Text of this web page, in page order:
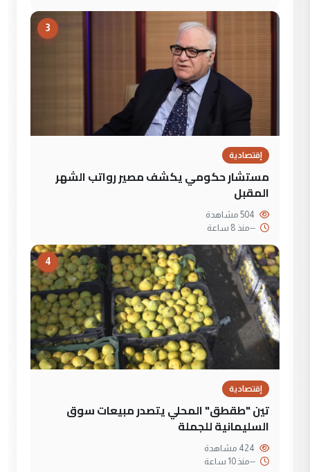
3
إقتصادية
مستشار حكومي يكشف مصير رواتب الشهر
المقبل
--منذ 8 ساعة
4
إقتصادية
تين "طقطق" المحلي يتصدر مبيعات سوق
السليمانية للجملة
--منذ 10 ساعة